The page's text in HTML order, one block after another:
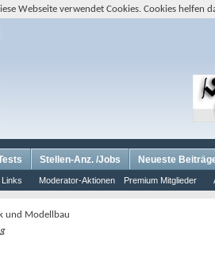
Moderator-Aktionen Premium Mitglieder
Stellen-Anz. /Jobs Neueste
und Modellbau
Webseite verwendet Cookies. Cookies helfen